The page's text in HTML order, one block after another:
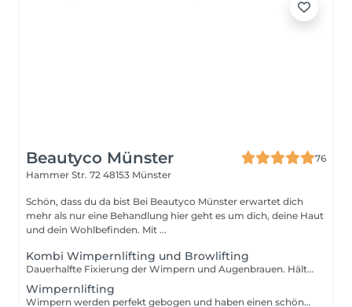
Beautyco Münster
76
Hammer Str. 72 48153 Münster
Schön, dass du da bist Bei Beautyco Münster erwartet dich
mehr als nur eine Behandlung hier geht es um dich, deine Haut
und dein Wohlbefinden. Mit ...
Kombi Wimpernlifting und Browlifting
Dauerhalfte Fixierung der Wimpern und Augenbrauen. Hält ca. 4-8 Wochen.
Wimpernlifting
Wimpern werden perfekt gebogen und haben einen schönen Schwung, wirken voller und dichter. Mit färbung und Pflege